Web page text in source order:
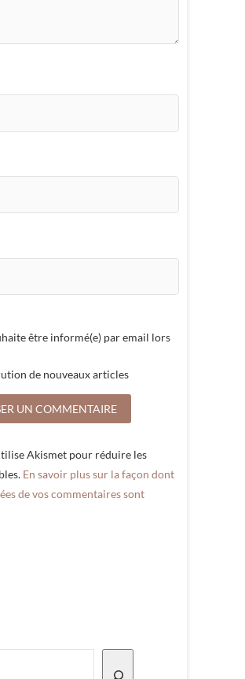
être informé(e) par email lors
de nouveaux articles
Akismet pour réduire les
En savoir plus sur la façon dont
de vos commentaires sont